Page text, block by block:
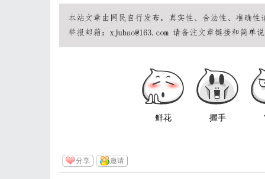
鲜花 握手
分享 邀请